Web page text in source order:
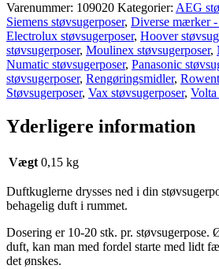
Varenummer: 109020 Kategorier: AEG
Siemens støvsugerposer, Diverse mærker -
Electrolux støvsugerposer, Hoover
støvsugerposer, Moulinex støvsugerposer,
Numatic støvsugerposer, Panasonic
støvsugerposer, Rengøringsmidler,
Støvsugerposer, Vax støvsugerposer, Volta
Yderligere information
Vægt 0,15 kg
Duftkuglerne drysses ned i din
behagelig duft i rummet.
Dosering er 10-20 stk. pr. støvsugerpose.
duft, kan man med fordel starte med lidt
det ønskes.